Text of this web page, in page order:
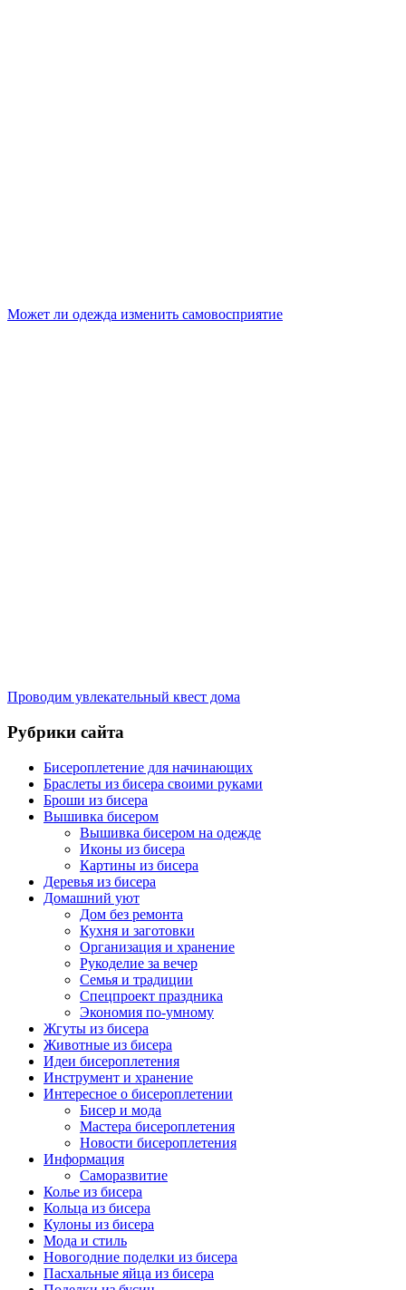
Может ли одежда изменить самовосприятие
Проводим увлекательный квест дома
Рубрики сайта
Бисероплетение для начинающих
Браслеты из бисера своими руками
Броши из бисера
Вышивка бисером
Вышивка бисером на одежде
Иконы из бисера
Картины из бисера
Деревья из бисера
Домашний уют
Дом без ремонта
Кухня и заготовки
Организация и хранение
Рукоделие за вечер
Семья и традиции
Спецпроект праздника
Экономия по-умному
Жгуты из бисера
Животные из бисера
Идеи бисероплетения
Инструмент и хранение
Интересное о бисероплетении
Бисер и мода
Мастера бисероплетения
Новости бисероплетения
Информация
Саморазвитие
Колье из бисера
Кольца из бисера
Кулоны из бисера
Мода и стиль
Новогодние поделки из бисера
Пасхальные яйца из бисера